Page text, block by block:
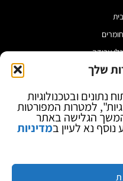
שלך
ובטכנולוגיות
למטרות המפורטות
הגלישה באתר
נא לעיין במדיניות
בית
חומרים
כלי עבודה
מוצרי הלחמה
ספקי כח ומודדים
ציוד אופטי להגדלה
מותגים